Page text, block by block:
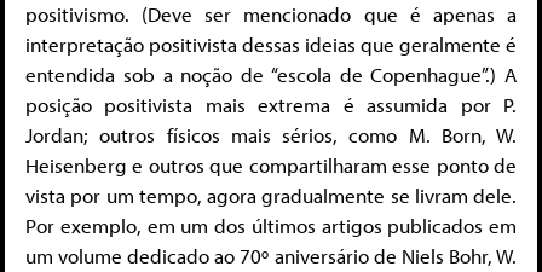
positivismo. (Deve ser mencionado que é apenas a
interpretação positivista dessas ideias que geralmente é
entendida sob a noção de “escola de Copenhague”.) A
posição positivista mais extrema é assumida por P.
Jordan; outros físicos mais sérios, como M. Born, W.
Heisenberg e outros que compartilharam esse ponto de
vista por um tempo, agora gradualmente se livram dele.
Por exemplo, em um dos últimos artigos publicados em
um volume dedicado ao 70º aniversário de Niels Bohr, W.